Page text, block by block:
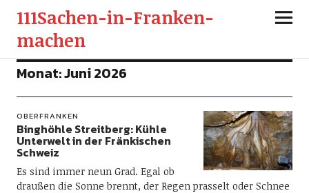
111Sachen-in-Franken-
machen
Monat:Juni 2026
OBERFRANKEN
Binghöhle Streitberg: Kühle
Unterwelt in der Fränkischen
Schweiz
Es sind immer neun Grad. Egal ob
draußen die Sonne brennt, der Regen prasselt oder Schnee